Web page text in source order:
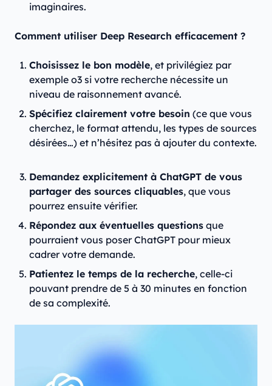
imaginaires.
Comment utiliser Deep Research efficacement ?
Choisissez le bon modèle, et privilégiez par
exemple o3 si votre recherche nécessite un
niveau de raisonnement avancé.
Spécifiez clairement votre besoin (ce que vous
cherchez, le format attendu, les types de sources
désirées…) et n’hésitez pas à ajouter du contexte.
Demandez explicitement à ChatGPT de vous
partager des sources cliquables, que vous
pourrez ensuite vérifier.
Répondez aux éventuelles questions que
pourraient vous poser ChatGPT pour mieux
cadrer votre demande.
Patientez le temps de la recherche, celle-ci
pouvant prendre de 5 à 30 minutes en fonction
de sa complexité.